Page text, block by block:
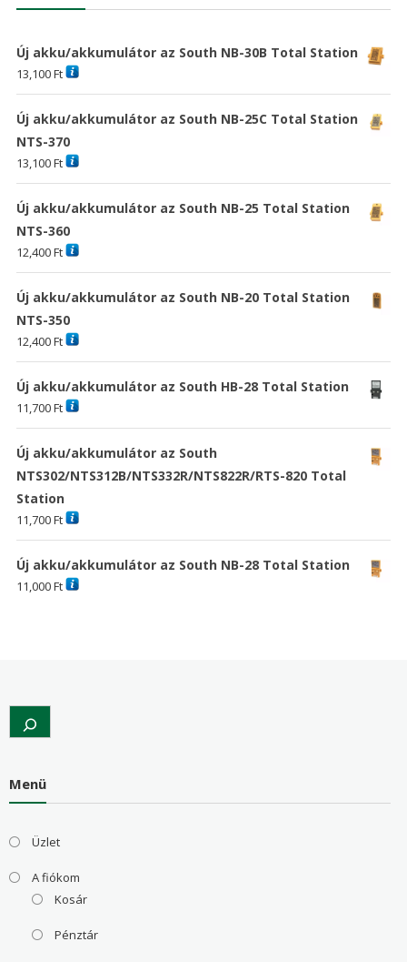
Új akku/akkumulátor az South NB-30B Total Station
13,100Ft
Új akku/akkumulátor az South NB-25C Total Station
NTS-370
13,100Ft
Új akku/akkumulátor az South NB-25 Total Station
NTS-360
12,400Ft
Új akku/akkumulátor az South NB-20 Total Station
NTS-350
12,400Ft
Új akku/akkumulátor az South HB-28 Total Station
11,700Ft
Új akku/akkumulátor az South
NTS302/NTS312B/NTS332R/NTS822R/RTS-820 Total
Station
11,700Ft
Új akku/akkumulátor az South NB-28 Total Station
11,000Ft
Search
Menü
Üzlet
A fiókom
Kosár
Pénztár